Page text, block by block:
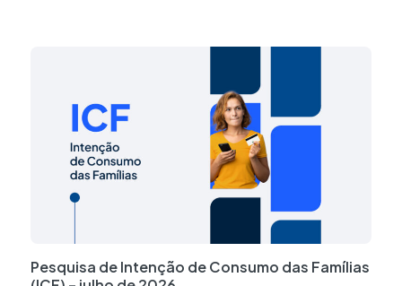
Pesquisa de Intenção de Consumo das Famílias